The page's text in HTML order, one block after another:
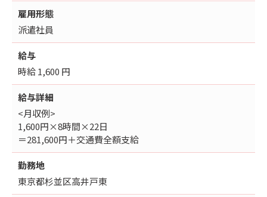
雇用形態
派遣社員
給与
時給 1,600 円
給与詳細
<月収例>
1,600円×8時間×22日
＝281,600円＋交通費全額支給
勤務地
東京都杉並区高井戸東